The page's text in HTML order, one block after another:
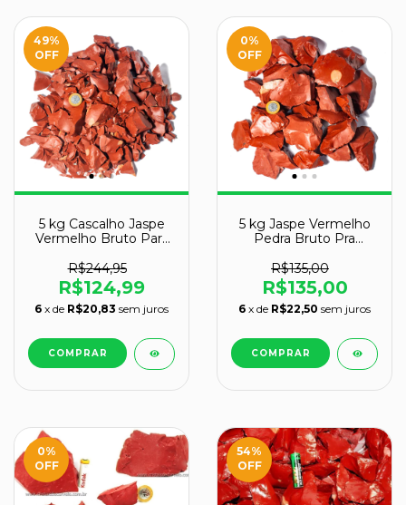
49%
OFF
5 kg Cascalho Jaspe
Vermelho Bruto Para
R$244,95
R$124,99
6 x de R$20,83 sem juros
0%
OFF
5 kg Jaspe Vermelho
Pedra Bruto Pra
Atacado
R$135,00
R$135,00
6 x de R$22,50 sem juros
0%
OFF
54%
OFF